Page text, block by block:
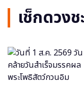
เช็กดวงช